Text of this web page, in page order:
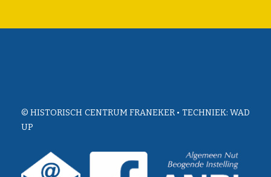
© HISTORISCH CENTRUM FRANEKER • TECHNIEK: WAD
UP